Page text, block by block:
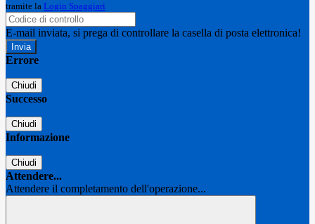
tramite la Login Spaggiari
E-mail inviata, si prega di controllare la casella di posta elettronica!
Errore
Chiudi
Successo
Chiudi
Informazione
Chiudi
Attendere...
Attendere il completamento dell'operazione...